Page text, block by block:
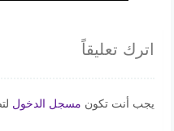
اترك تعليقاً
يجب أنت تكون مسجل الدخول